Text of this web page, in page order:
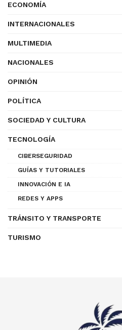
ECONOMÍA
INTERNACIONALES
MULTIMEDIA
NACIONALES
OPINIÓN
POLÍTICA
SOCIEDAD Y CULTURA
TECNOLOGÍA
CIBERSEGURIDAD
GUÍAS Y TUTORIALES
INNOVACIÓN E IA
REDES Y APPS
TRÁNSITO Y TRANSPORTE
TURISMO